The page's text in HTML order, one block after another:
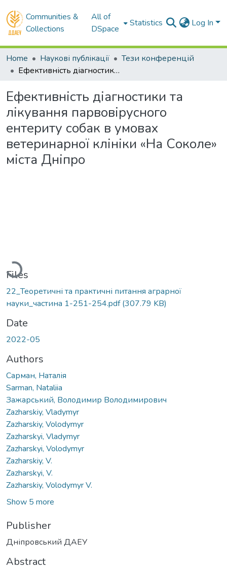
Communities &
Collections
All of
DSpace
Statistics Log In
Home Наукові публікації
Тези конференцій
Ефективність діагностики та лікування парвовірусного ентериту собак в умовах ветеринарної клініки «На Соколе» міста Дніпро
Ефективність діагностики та
лікування парвовірусного
ентериту собак в умовах
ветеринарної клініки «На Соколе»
міста Дніпро
Loading...
Files
22_Теоретичні та практичні питання аграрної
науки_частина 1-251-254.pdf(307.79 KB)
Date
2022-05
Authors
Сарман, Наталія
Sarman, Nataliia
Зажарський, Володимир Володимирович
Zazharskiy, Vladymyr
Zazharskiy, Volodymyr
Zazharskyi, Vladymyr
Zazharskyi, Volodymyr
Zazharskiy, V.
Zazharskyi, V.
Zazharskiy, Volodymyr V.
Show 5 more
Publisher
Дніпровський ДАЕУ
Abstract